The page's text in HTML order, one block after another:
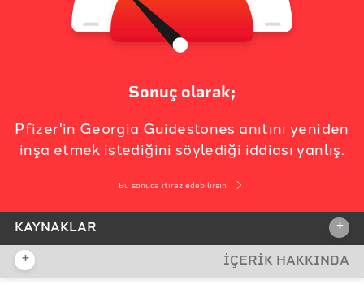
Sonuç olarak;
Pfizer'in Georgia Guidestones anıtını yeniden
inşa etmek istediğini söylediği iddiası yanlış.
Bu sonuca itiraz edebilirsin
KAYNAKLAR +
İDDİA KAYNAĞI
+ İÇERİK HAKKINDA